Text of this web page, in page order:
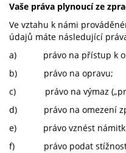
Vaše práva plynoucí ze
Ve vztahu k námi
údajů máte následující
a) právo na přístup k
b) právo na opravu;
c) právo na výmaz
d) právo na omezení
e) právo vznést námitku
f) právo podat stížnost